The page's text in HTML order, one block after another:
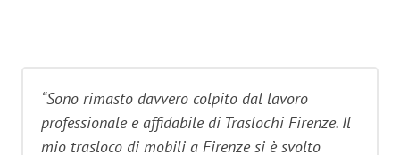
“Sono rimasto davvero colpito dal lavoro
professionale e affidabile di Traslochi Firenze. Il
mio trasloco di mobili a Firenze si è svolto